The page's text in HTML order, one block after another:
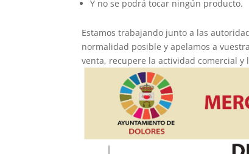
Y no se podrá tocar ningún producto.
Estamos trabajando junto a las
normalidad posible y apelamos a
venta, recupere la actividad comercial